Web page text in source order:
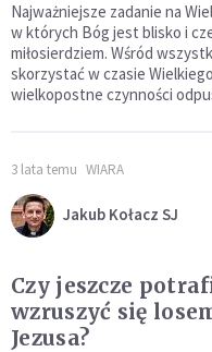
Najważniejsze zadanie na
w których Bóg jest blisko i
miłosierdziem. Wśród
skorzystać w czasie
wielkopostne czynności
3 lata temu WIARA
Jakub Kołacz SJ
Czy jeszcze
wzruszyć się
Jezusa?